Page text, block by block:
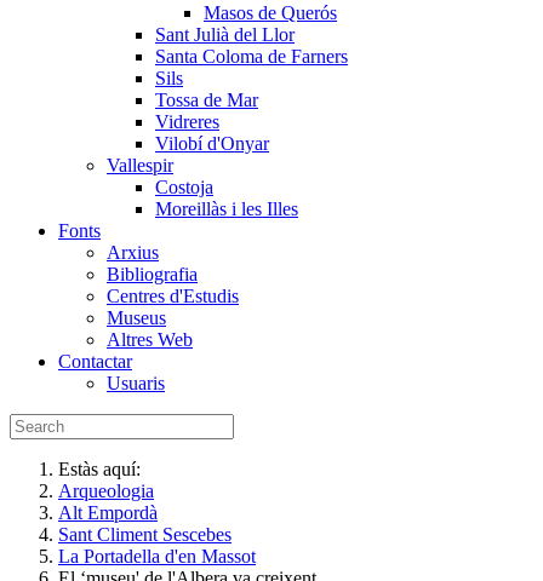
Masos de Querós
Sant Julià del Llor
Santa Coloma de Farners
Sils
Tossa de Mar
Vidreres
Vilobí d'Onyar
Vallespir
Costoja
Moreillàs i les Illes
Fonts
Arxius
Bibliografia
Centres d'Estudis
Museus
Altres Web
Contactar
Usuaris
Estàs aquí:
Arqueologia
Alt Empordà
Sant Climent Sescebes
La Portadella d'en Massot